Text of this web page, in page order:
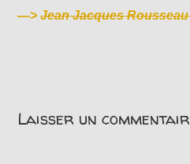
—>Jean Jacques
Laisser un